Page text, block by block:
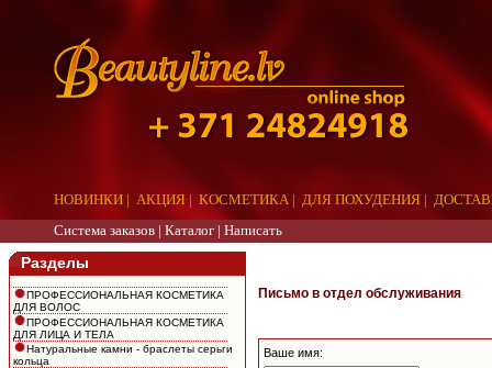
НОВИНКИ | АКЦИЯ | КОСМЕТИКА | ДЛЯ ПОХУДЕНИЯ |
Система заказов | Каталог | Написать
Разделы
ПРОФЕССИОНАЛЬНАЯ КОСМЕТИКА
ДЛЯ ВОЛОС
ПРОФЕССИОНАЛЬНАЯ КОСМЕТИКА
ДЛЯ ЛИЦА И ТЕЛА
Натуральные камни - браслеты серьги
кольца
Письмо в отдел обслуживания
Ваше имя: